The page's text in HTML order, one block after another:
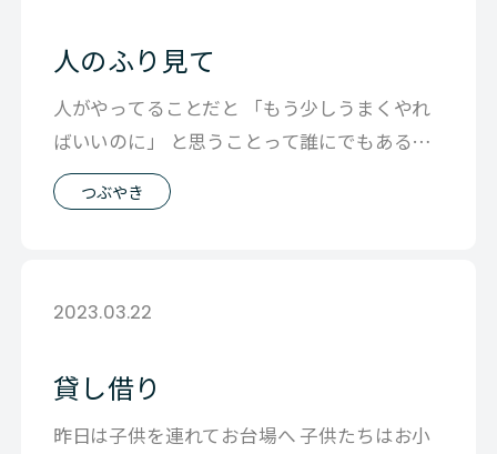
人のふり見て
人がやってることだと 「もう少しうまくやれ
ばいいのに」 と思うことって誰にでもあると
思うのです。 ところが、自分にもきっ
つぶやき
2023.03.22
貸し借り
昨日は子供を連れてお台場へ 子供たちはお小